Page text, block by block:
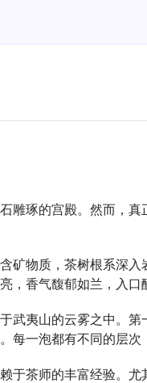
雕琢的宫殿。然而，
物质，茶树根系深
香气馥郁如兰，入口
武夷山的云雾之中。
一泡都有不同的层次
于茶师的丰富经验。